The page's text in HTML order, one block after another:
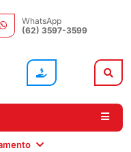
WhatsApp
(62) 3597-3599